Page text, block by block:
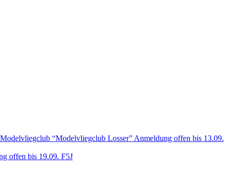
“Modelvliegclub Losser” Anmeldung offen bis 13.09.
offen bis 19.09. F5J